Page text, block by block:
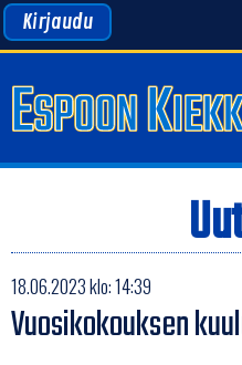
Kirjaudu
18.06.2023 klo: 14:39
Vuosikokouksen